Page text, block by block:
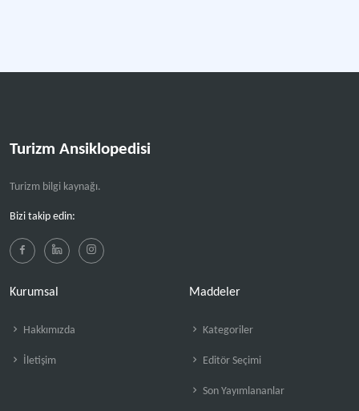
Turizm Ansiklopedisi
Turizm bilgi kaynağı.
Bizi takip edin:
Kurumsal
Hakkımızda
İletişim
Maddeler
Kategoriler
Editör Seçimi
Son Yayımlananlar